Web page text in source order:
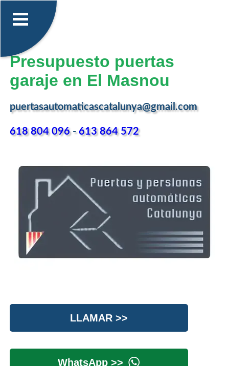
Presupuesto puertas
garaje en El Masnou
puertasautomaticascatalunya@gmail.com
618 804 096-613 864 572
LLAMAR >>
WhatsApp >>